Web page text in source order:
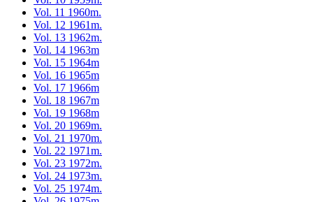
Vol. 11 1960m.
Vol. 12 1961m.
Vol. 13 1962m.
Vol. 14 1963m
Vol. 15 1964m
Vol. 16 1965m
Vol. 17 1966m
Vol. 18 1967m
Vol. 19 1968m
Vol. 20 1969m.
Vol. 21 1970m.
Vol. 22 1971m.
Vol. 23 1972m.
Vol. 24 1973m.
Vol. 25 1974m.